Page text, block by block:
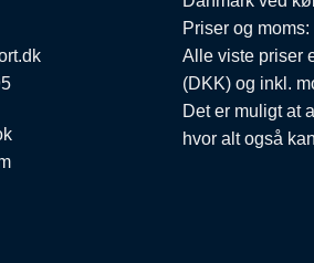
Priser og moms:
Alle viste priser
(DKK) og inkl.
Det er muligt at
hvor alt også